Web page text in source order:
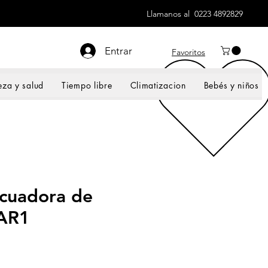
Llamanos al 0223 4892829
Entrar Favoritos
y salud Tiempo libre Climatizacion Bebés y niños
de